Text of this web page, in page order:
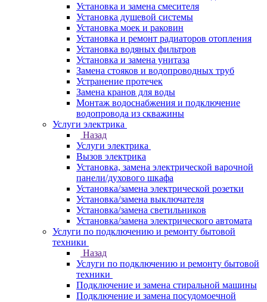
Установка и замена смесителя
Установка душевой системы
Установка моек и раковин
Установка и ремонт радиаторов отопления
Установка водяных фильтров
Установка и замена унитаза
Замена стояков и водопроводных труб
Устранение протечек
Замена кранов для воды
Монтаж водоснабжения и подключение
водопровода из скважины
Услуги электрика
Назад
Услуги электрика
Вызов электрика
Установка, замена электрической варочной
панели/духового шкафа
Установка/замена электрической розетки
Установка/замена выключателя
Установка/замена светильников
Установка/замена электрического автомата
Услуги по подключению и ремонту бытовой
техники
Назад
Услуги по подключению и ремонту бытовой
техники
Подключение и замена стиральной машины
Подключение и замена посудомоечной